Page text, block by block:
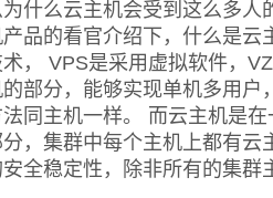
什么云主机会受到这么多人
品的看官介绍下，什么是云
， VPS是采用虚拟软件，
部分，能够实现单机多用户
同主机一样。 而云主机是
，集群中每个主机上都有云
全稳定性，除非所有的集群